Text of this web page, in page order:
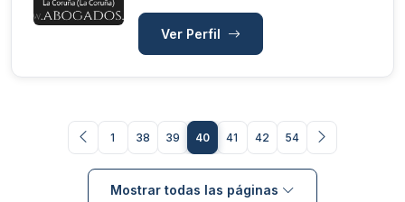
Ver Perfil
1 38 39 40 41 42 54
Mostrar todas las páginas